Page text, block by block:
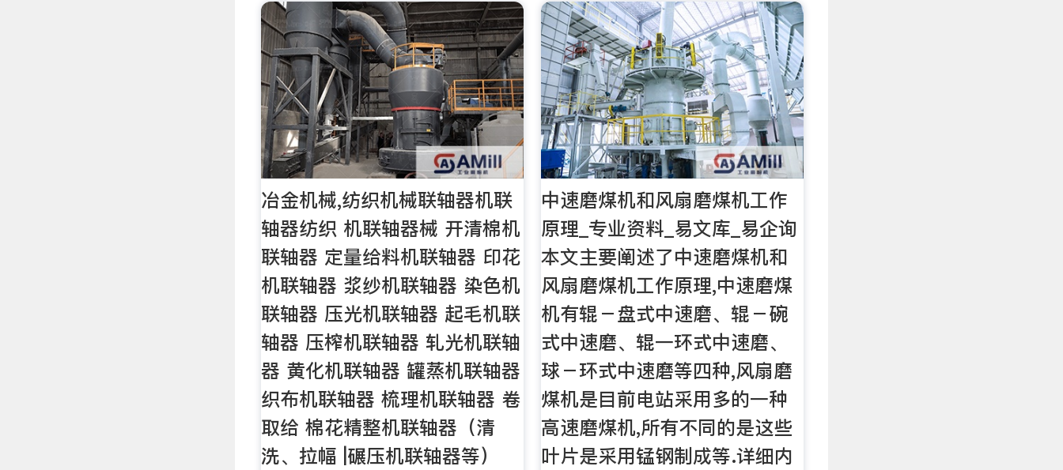
冶金机械,纺织机械联轴器机联
轴器纺织 机联轴器械 开清棉机
联轴器 定量给料机联轴器 印花
机联轴器 浆纱机联轴器 染色机
联轴器 压光机联轴器 起毛机联
轴器 压榨机联轴器 轧光机联轴
器 黄化机联轴器 罐蒸机联轴器
织布机联轴器 梳理机联轴器 卷
取给 棉花精整机联轴器（清
洗、拉幅 |碾压机联轴器等）
中速磨煤机和风扇磨煤机工作
原理_专业资料_易文库_易企询
本文主要阐述了中速磨煤机和
风扇磨煤机工作原理,中速磨煤
机有辊－盘式中速磨、辊－碗
式中速磨、辊一环式中速磨、
球－环式中速磨等四种,风扇磨
煤机是目前电站采用多的一种
高速磨煤机,所有不同的是这些
叶片是采用锰钢制成等.详细内